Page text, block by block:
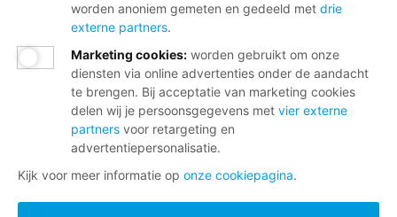
worden anoniem gemeten en gedeeld met drie
externe partners.
Marketing cookies: worden gebruikt om onze
diensten via online advertenties onder de aandacht
te brengen. Bij acceptatie van marketing cookies
delen wij je persoonsgegevens met vier externe
partners voor retargeting en
advertentiepersonalisatie.
Kijk voor meer informatie op onze cookiepagina.